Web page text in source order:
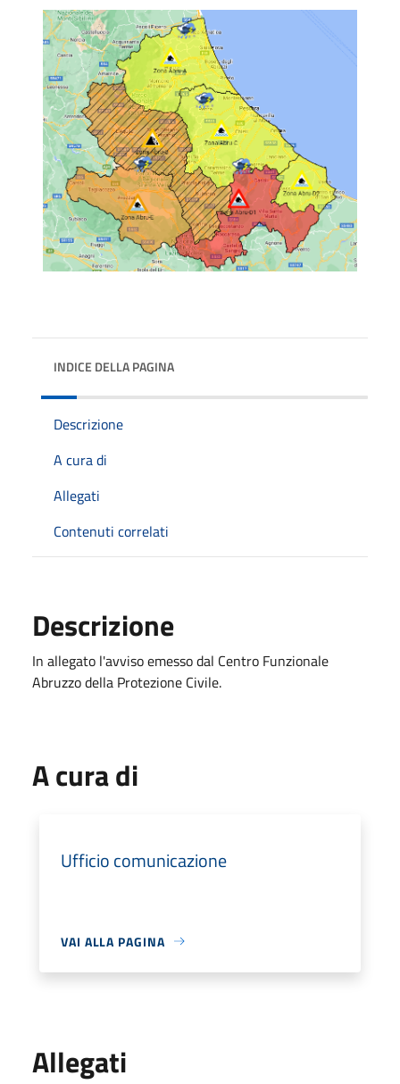
INDICE DELLA PAGINA
Descrizione
A cura di
Allegati
Contenuti correlati
Descrizione
In allegato l'avviso emesso dal Centro Funzionale
Abruzzo della Protezione Civile.
A cura di
Ufficio comunicazione
VAI ALLA PAGINA
Allegati